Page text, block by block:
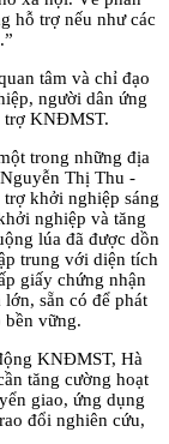
hỗ trợ nếu như các
tâm và chỉ đạo
người dân ứng
trợ KNĐMST.
trong những địa
Thị Thu -
khởi nghiệp sáng
nghiệp và tăng
lúa đã được dồn
trung với diện tích
giấy chứng nhận
sẵn có để phát
bền vững.
KNĐMST, Hà
tăng cường hoạt
giao, ứng dụng
đổi nghiên cứu,